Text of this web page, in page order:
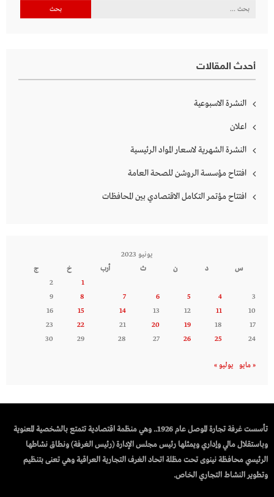
البحث
أحدث المقالات
النشرة الاسبوعية
اعلان
النشرة الشهرية لاسعار المواد الرئيسية
افتتاح مؤسسة الروشن للصحة العامة
افتتاح مؤتمر التكامل الاقتصادي بين المحافظات
يونيو 2023
س
د ن ث أرب خ
ج
1
2
3
4
5
6
7
8
9
10
11
12
13
14
15
16
17
18
19
20
21
22
23
24
25
26
27
28
29
30
« مايو يوليو »
تأسست غرفة تجارة الموصل عام 1926.. وهي منظمة اقتصادية تتمتع بالشخصية المعنوية
وباستقلال مالي وإداري ويمثلها رئيس مجلس الإدارة (رئيس الغرفة) ونطاق نشاطها
الرئيسي محافظة نينوى تحت مظلة اتحاد الغرف التجارية العراقية وهي تعنى بتنظيم
وتطوير النشاط التجاري الخاص.